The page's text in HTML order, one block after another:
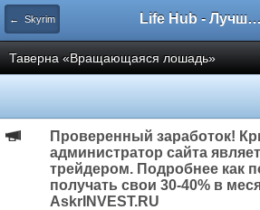
← Skyrim Life Hub - Лучшие компьютерные игры мира
Таверна «Вращающаяся лошадь»
Проверенный заработок!
администратор сайта
трейдером. Подробнее как
получать свои 30-40% в
AskrINVEST.RU